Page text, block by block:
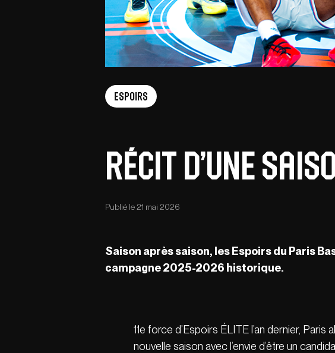
Espoirs
Récit d’une
Publié le 21 mai 2026
Saison après saison, les Espoirs du Paris
campagne 2025-2026 historique.
11e force d’Espoirs ÉLITE l’an dernier, Paris
nouvelle saison avec l’envie d’être un